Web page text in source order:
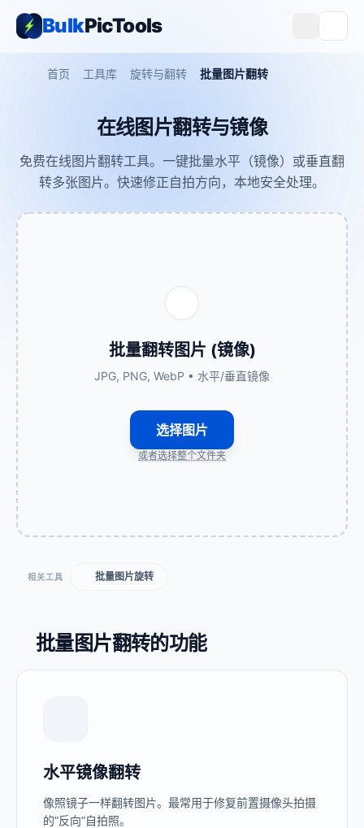
BulkPicTools
首页 工具库 旋转与翻转 批量图片翻转
在线图片翻转与镜像
免费在线图片翻转工具。一键批量水平（镜像）或垂直翻
转多张图片。快速修正自拍方向，本地安全处理。
批量翻转图片 (镜像)
JPG, PNG, WebP • 水平/垂直镜像
选择图片
或者选择整个文件夹
相关工具 批量图片旋转
批量图片翻转的功能
水平镜像翻转
像照镜子一样翻转图片。最常用于修复前置摄像头拍摄
的“反向”自拍照。